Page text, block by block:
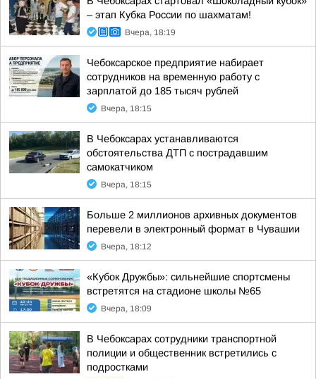
– этап Кубка России по шахматам!
Вчера, 18:19
Чебоксарское предприятие набирает
сотрудников на временную работу с
зарплатой до 185 тысяч рублей
Вчера, 18:15
В Чебоксарах устанавливаются
обстоятельства ДТП с пострадавшим
самокатчиком
Вчера, 18:15
Больше 2 миллионов архивных документов
перевели в электронный формат в Чувашии
Вчера, 18:12
«Кубок Дружбы»: сильнейшие спортсмены
встретятся на стадионе школы №65
Вчера, 18:09
В Чебоксарах сотрудники транспортной
полиции и общественник встретились с
подростками